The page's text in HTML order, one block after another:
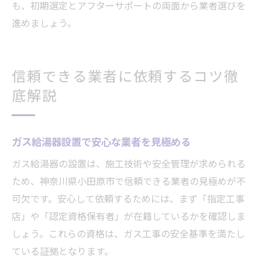
も、初期選定とアフターサポートの両面から業者選びを
進めましょう。
信頼できる業者に依頼するコツ徹
底解説
ガス給湯器設置で安心な業者を見極める
ガス給湯器の設置は、施工技術や安全管理が求められる
ため、神奈川県小田原市で信頼できる業者の見極めが不
可欠です。安心して依頼するためには、まず「指定工事
店」や「認定資格保有者」が在籍しているかを確認しま
しょう。これらの資格は、ガス工事の安全基準を満たし
ている証拠となります。